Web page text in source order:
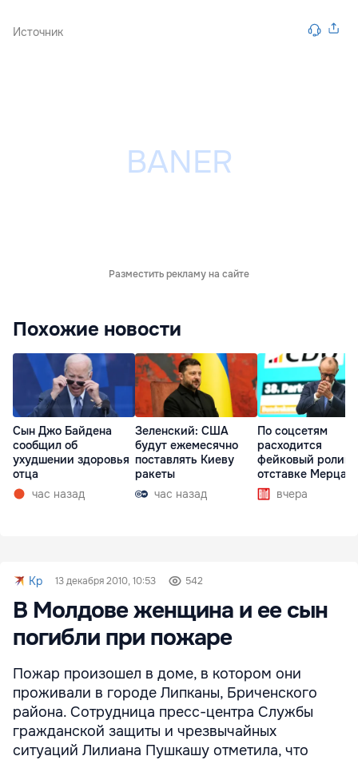
Источник
Разместить рекламу на сайте
Похожие новости
Сын Джо Байдена
сообщил об
ухудшении здоровья
отца
час назад
Зеленский: США
будут ежемесячно
поставлять Киеву
ракеты
час назад
По соцсетям
расходится
фейковый ролик
отставке Мерца
вчера
Kp 13 декабря 2010, 10:53 542
В Молдове женщина и ее сын
погибли при пожаре
Пожар произошел в доме, в котором они
проживали в городе Липканы, Бриченского
района. Сотрудница пресс-центра Службы
гражданской защиты и чрезвычайных
ситуаций Лилиана Пушкашу отметила, что